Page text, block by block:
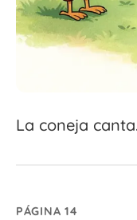
La coneja canta.
PÁGINA 14